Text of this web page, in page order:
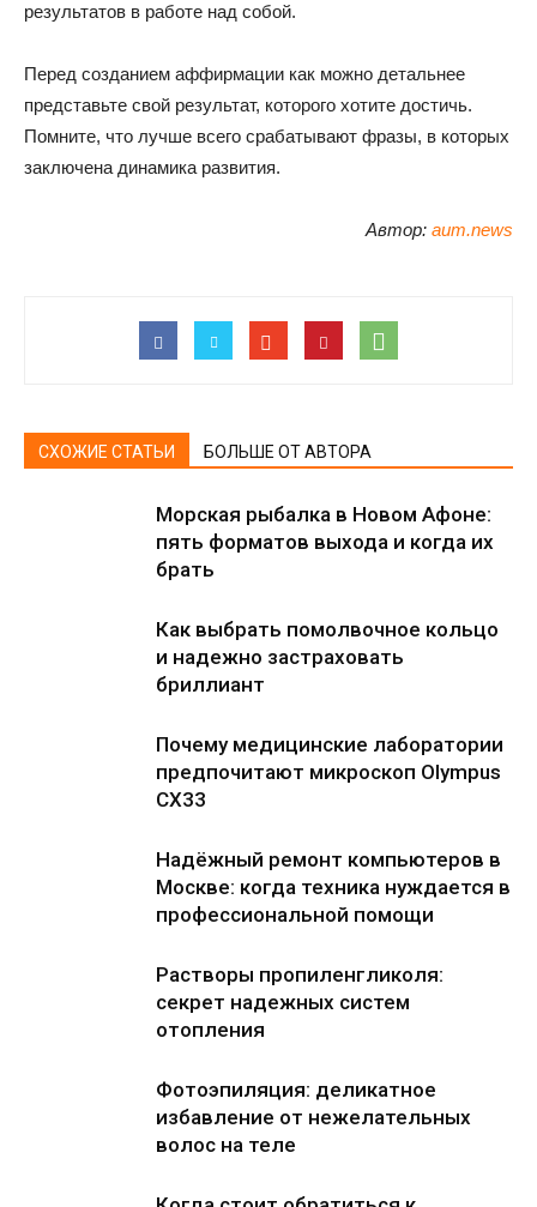
результатов в работе над собой.
Перед созданием аффирмации как можно детальнее
представьте свой результат, которого хотите достичь.
Помните, что лучше всего срабатывают фразы, в которых
заключена динамика развития.
Автор: aum.news
СХОЖИЕ СТАТЬИ БОЛЬШЕ ОТ АВТОРА
Морская рыбалка в Новом Афоне:
пять форматов выхода и когда их
брать
Как выбрать помолвочное кольцо
и надежно застраховать
бриллиант
Почему медицинские лаборатории
предпочитают микроскоп Olympus
CX33
Надёжный ремонт компьютеров в
Москве: когда техника нуждается в
профессиональной помощи
Растворы пропиленгликоля:
секрет надежных систем
отопления
Фотоэпиляция: деликатное
избавление от нежелательных
волос на теле